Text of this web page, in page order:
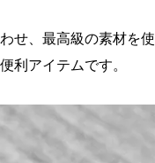
せ、最高級の素材を使
利アイテムです。